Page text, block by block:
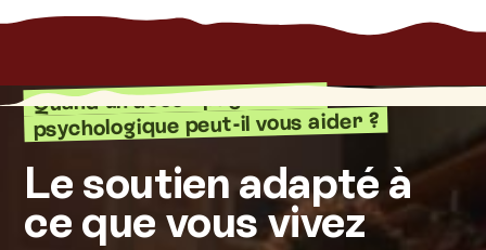
Quand un accompagnement
psychologique peut-il vous aider ?
Le soutien adapté à
ce que vous vivez